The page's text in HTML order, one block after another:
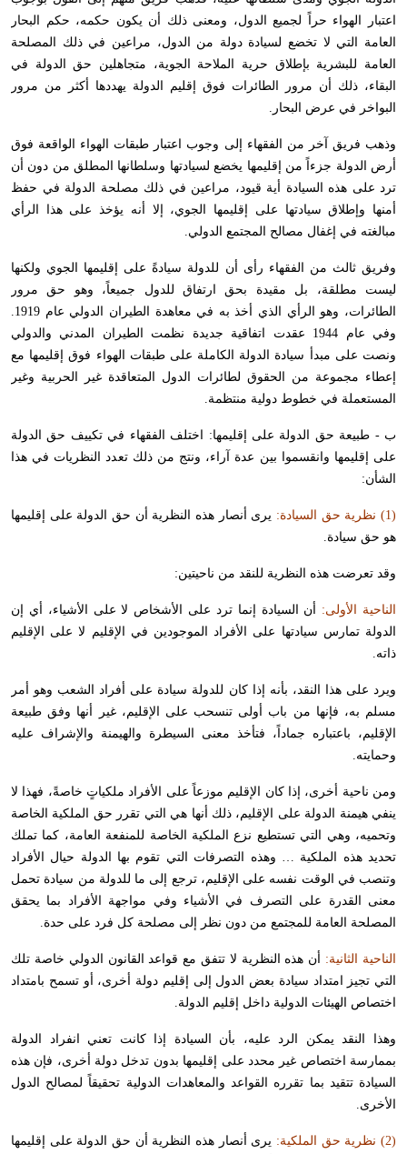
اعتبار الهواء حراً لجميع الدول، ومعنى ذلك أن يكون حكمه، حكم البحار
العامة التي لا تخضع لسيادة دولة من الدول، مراعين في ذلك المصلحة
العامة للبشرية بإطلاق حرية الملاحة الجوية، متجاهلين حق الدولة في
البقاء، ذلك أن مرور الطائرات فوق إقليم الدولة يهددها أكثر من مرور
البواخر في عرض البحار.
وذهب فريق آخر من الفقهاء إلى وجوب اعتبار طبقات الهواء الواقعة فوق
أرض الدولة جزءاً من إقليمها يخضع لسيادتها وسلطانها المطلق من دون أن
ترد على هذه السيادة أية قيود، مراعين في ذلك مصلحة الدولة في حفظ
أمنها وإطلاق سيادتها على إقليمها الجوي، إلا أنه يؤخذ على هذا الرأي
مبالغته في إغفال مصالح المجتمع الدولي.
وفريق ثالث من الفقهاء رأى أن للدولة سيادةً على إقليمها الجوي ولكنها
ليست مطلقة، بل مقيدة بحق ارتفاق للدول جميعاً، وهو حق مرور
الطائرات، وهو الرأي الذي أخذ به في معاهدة الطيران الدولي عام 1919.
وفي عام 1944 عقدت اتفاقية جديدة نظمت الطيران المدني والدولي
ونصت على مبدأ سيادة الدولة الكاملة على طبقات الهواء فوق إقليمها مع
إعطاء مجموعة من الحقوق لطائرات الدول المتعاقدة غير الحربية وغير
المستعملة في خطوط دولية منتظمة.
ب - طبيعة حق الدولة على إقليمها: اختلف الفقهاء في تكييف حق الدولة
على إقليمها وانقسموا بين عدة آراء، ونتج من ذلك تعدد النظريات في هذا
الشأن:
(1) نظرية حق السيادة:
يرى أنصار هذه النظرية أن حق الدولة على إقليمها
هو حق سيادة.
وقد تعرضت هذه النظرية للنقد من ناحيتين:
الناحية الأولى: أن السيادة إنما ترد على الأشخاص لا على الأشياء، أي إن
الدولة تمارس سيادتها على الأفراد الموجودين في الإقليم لا على الإقليم
ذاته.
ويرد على هذا النقد، بأنه إذا كان للدولة سيادة على أفراد الشعب وهو أمر
مسلم به، فإنها من باب أولى تنسحب على الإقليم، غير أنها وفق طبيعة
الإقليم، باعتباره جماداً، فتأخذ معنى السيطرة والهيمنة والإشراف عليه
وحمايته.
ومن ناحية أخرى، إذا كان الإقليم موزعاً على الأفراد ملكياتٍ خاصةً، فهذا لا
ينفي هيمنة الدولة على الإقليم، ذلك أنها هي التي تقرر حق الملكية الخاصة
وتحميه، وهي التي تستطيع نزع الملكية الخاصة للمنفعة العامة، كما تملك
تحديد هذه الملكية … وهذه التصرفات التي تقوم بها الدولة حيال الأفراد
وتنصب في الوقت نفسه على الإقليم، ترجع إلى ما للدولة من سيادة تحمل
معنى القدرة على التصرف في الأشياء وفي مواجهة الأفراد بما يحقق
المصلحة العامة للمجتمع من دون نظر إلى مصلحة كل فرد على حدة.
الناحية الثانية: أن هذه النظرية لا تتفق مع قواعد القانون الدولي خاصة تلك
التي تجيز امتداد سيادة بعض الدول إلى إقليم دولة أخرى، أو تسمح بامتداد
اختصاص الهيئات الدولية داخل إقليم الدولة.
وهذا النقد يمكن الرد عليه، بأن السيادة إذا كانت تعني انفراد الدولة
بممارسة اختصاص غير محدد على إقليمها بدون تدخل دولة أخرى، فإن هذه
السيادة تتقيد بما تقرره القواعد والمعاهدات الدولية تحقيقاً لمصالح الدول
الأخرى.
(2) نظرية حق الملكية: يرى أنصار هذه النظرية أن حق الدولة على إقليمها